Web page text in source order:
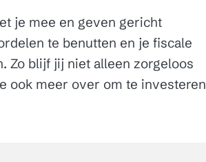
je mee en geven gericht
te benutten en je fiscale
Zo blijf jij niet alleen zorgeloos
ook meer over om te investeren